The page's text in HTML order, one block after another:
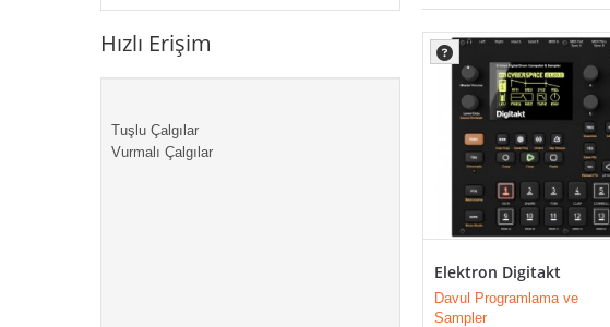
Türk Müziği Enstrümanları
Hızlı Erişim
Tuşlu Çalgılar
Vurmalı Çalgılar
Elektron Digitakt
Davul Programlama ve
Sampler